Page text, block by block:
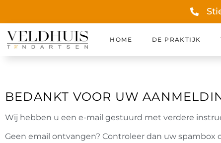
HOME DE PRAKTIJK
BEDANKT VOOR UW
Wij hebben u een e-mail gestuurd met verdere
Geen email ontvangen? Controleer dan uw spambox